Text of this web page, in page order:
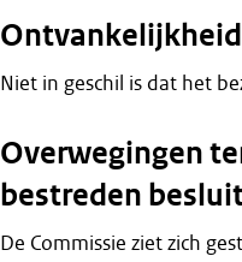
Niet in geschil is dat het
Overwegingen
bestreden
De Commissie ziet zich